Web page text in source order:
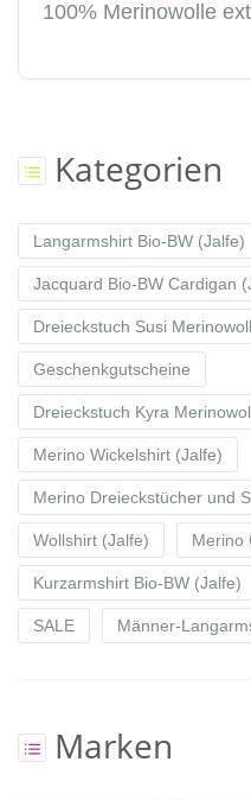
100% Merinowolle
Kategorien
Langarmshirt Bio-BW (Jalfe)
Jacquard Bio-BW Cardigan
Dreieckstuch Susi
Geschenkgutscheine
Dreieckstuch Kyra
Merino Wickelshirt (Jalfe)
Merino Dreieckstücher und
Wollshirt (Jalfe) Merino
Kurzarmshirt Bio-BW (Jalfe)
SALE Männer-
Marken